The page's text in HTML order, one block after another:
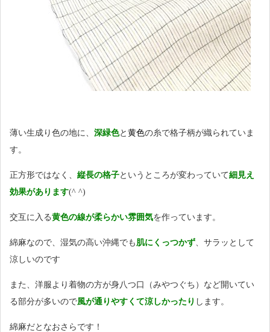
薄い生成り色の地に、 深緑色と 黄色の糸で格子柄が織られていま
す。
正方形ではなく、 縦長の格子というところが変わっていて細見え
効果があります(^ ^)
交互に入る黄色の線が柔らかい雰囲気を作っています。
綿麻なので、湿気の高い沖縄でも 肌にくっつかず、サラッとして
涼しいのです
また、洋服より着物の方が身八つ口（みやつぐち）など開いてい
る部分が多いので風が通りやすくて涼しかったり します。
綿麻だとなおさらです！